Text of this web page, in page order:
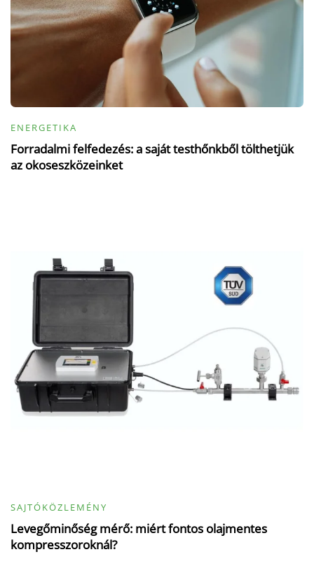
ENERGETIKA
Forradalmi felfedezés: a saját testhőnkből tölthetjük
az okoseszközeinket
SAJTÓKÖZLEMÉNY
Levegőminőség mérő: miért fontos olajmentes
kompresszoroknál?